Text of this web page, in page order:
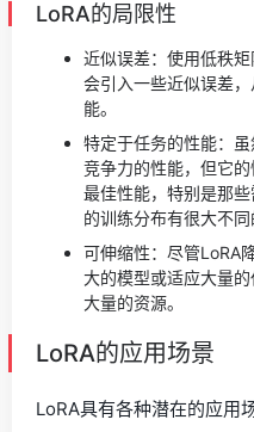
LoRA的局限性
近似误差：使用低秩
会引入一些近似误差
能。
特定于任务的性能：
竞争力的性能，但它
最佳性能，特别是那
的训练分布有很大不同
可伸缩性：尽管LoRA
大的模型或适应大量
大量的资源。
LoRA的应用场景
LoRA具有各种潜在的应用